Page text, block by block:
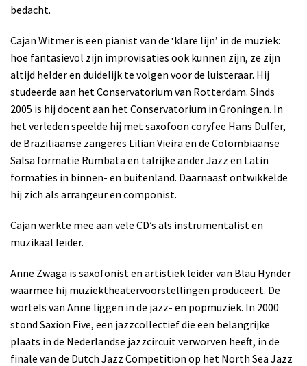
bedacht.
Cajan Witmer is een pianist van de ‘klare lijn’ in de muziek:
hoe fantasievol zijn improvisaties ook kunnen zijn, ze zijn
altijd helder en duidelijk te volgen voor de luisteraar. Hij
studeerde aan het Conservatorium van Rotterdam. Sinds
2005 is hij docent aan het Conservatorium in Groningen. In
het verleden speelde hij met saxofoon coryfee Hans Dulfer,
de Braziliaanse zangeres Lilian Vieira en de Colombiaanse
Salsa formatie Rumbata en talrijke ander Jazz en Latin
formaties in binnen- en buitenland. Daarnaast ontwikkelde
hij zich als arrangeur en componist.
Cajan werkte mee aan vele CD’s als instrumentalist en
muzikaal leider.
Anne Zwaga is saxofonist en artistiek leider van Blau Hynder
waarmee hij muziektheatervoorstellingen produceert. De
wortels van Anne liggen in de jazz- en popmuziek. In 2000
stond Saxion Five, een jazzcollectief die een belangrijke
plaats in de Nederlandse jazzcircuit verworven heeft, in de
finale van de Dutch Jazz Competition op het North Sea Jazz